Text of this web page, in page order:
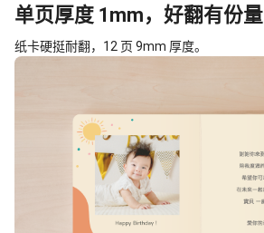
单页厚度 1mm，好翻有份量
纸卡硬挺耐翻，12 页 9mm 厚度。